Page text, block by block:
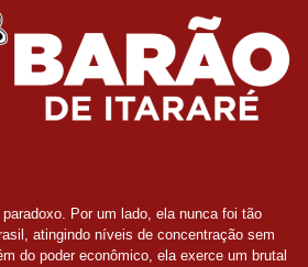
Por um lado, ela nunca foi tão
atingindo níveis de concentração sem
do poder econômico, ela exerce um brutal